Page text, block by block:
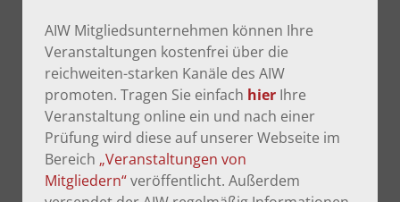
AIW Mitgliedsunternehmen können Ihre
Veranstaltungen kostenfrei über die
reichweiten-starken Kanäle des AIW
promoten. Tragen Sie einfach hier Ihre
Veranstaltung online ein und nach einer
Prüfung wird diese auf unserer Webseite im
Bereich „Veranstaltungen von
Mitgliedern“veröffentlicht. Außerdem